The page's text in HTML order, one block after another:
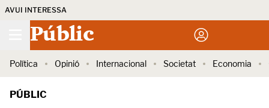
AVUI INTERESSA
Públic
Política Opinió Internacional Societat Economia
PÚBLIC